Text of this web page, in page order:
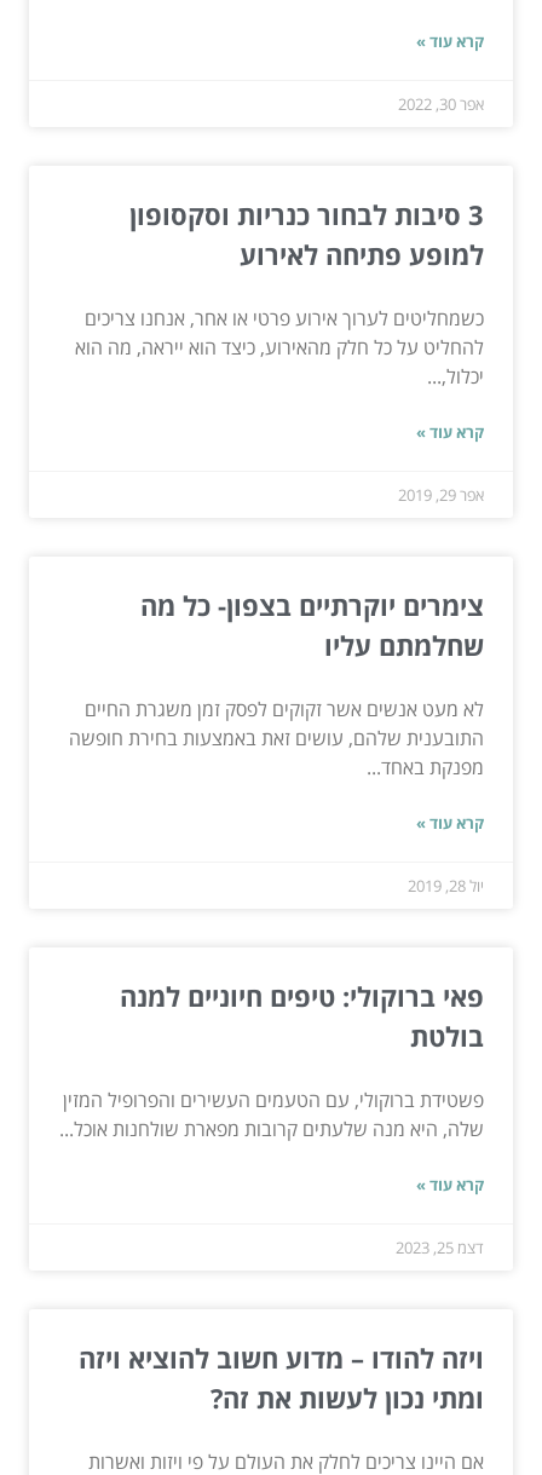
קרא עוד »
אפר 30, 2022
3 סיבות לבחור כנריות וסקסופון
למופע פתיחה לאירוע
כשמחליטים לערוך אירוע פרטי או אחר, אנחנו צריכים
להחליט על כל חלק מהאירוע, כיצד הוא ייראה, מה הוא
יכלול,...
קרא עוד »
אפר 29, 2019
צימרים יוקרתיים בצפון- כל מה
שחלמתם עליו
לא מעט אנשים אשר זקוקים לפסק זמן משגרת החיים
התובענית שלהם, עושים זאת באמצעות בחירת חופשה
מפנקת באחד...
קרא עוד »
יול 28, 2019
פאי ברוקולי: טיפים חיוניים למנה
בולטת
פשטידת ברוקולי, עם הטעמים העשירים והפרופיל המזין
שלה, היא מנה שלעתים קרובות מפארת שולחנות אוכל...
קרא עוד »
דצמ 25, 2023
ויזה להודו – מדוע חשוב להוציא ויזה
ומתי נכון לעשות את זה?
אם היינו צריכים לחלק את העולם על פי ויזות ואשרות